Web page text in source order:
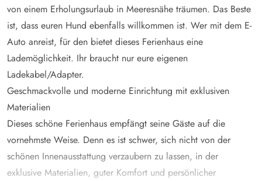
von einem Erholungsurlaub in Meeresnähe träumen. Das Beste
ist, dass euren Hund ebenfalls willkommen ist. Wer mit dem E-
Auto anreist, für den bietet dieses Ferienhaus eine
Lademöglichkeit. Ihr braucht nur eure eigenen
Ladekabel/Adapter.
Geschmackvolle und moderne Einrichtung mit exklusiven
Materialien
Dieses schöne Ferienhaus empfängt seine Gäste auf die
vornehmste Weise. Denn es ist schwer, sich nicht von der
schönen Innenausstattung verzaubern zu lassen, in der
exklusive Materialien, guter Komfort und persönlicher